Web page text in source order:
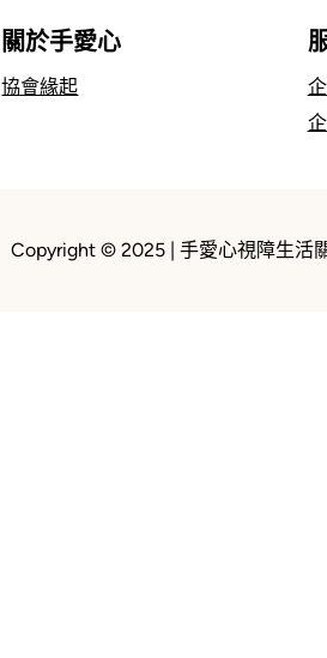
關於手愛心
協會緣起
Copyright © 2025 | 手愛心視障生活